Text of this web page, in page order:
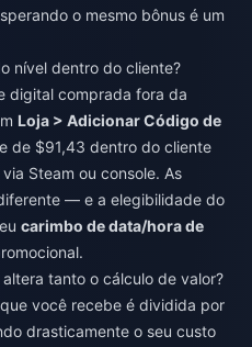
o mesmo bônus é um
nível dentro do cliente?
digital comprada fora da
Loja > Adicionar Código de
de $91,43 dentro do cliente
Steam ou console. As
— e a elegibilidade do
carimbo de data/hora de
tanto o cálculo de valor?
você recebe é dividida por
drasticamente o seu custo